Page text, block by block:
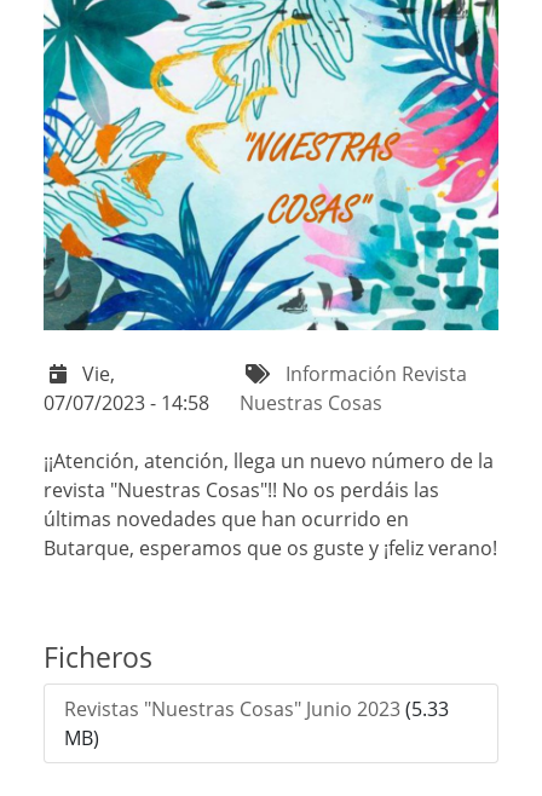
Vie,
07/07/2023 - 14:58
Información Revista
Nuestras Cosas
¡¡Atención, atención, llega un nuevo número de la
revista "Nuestras Cosas"!! No os perdáis las
últimas novedades que han ocurrido en
Butarque, esperamos que os guste y ¡feliz verano!
Ficheros
Revistas "Nuestras Cosas" Junio 2023(5.33
MB)